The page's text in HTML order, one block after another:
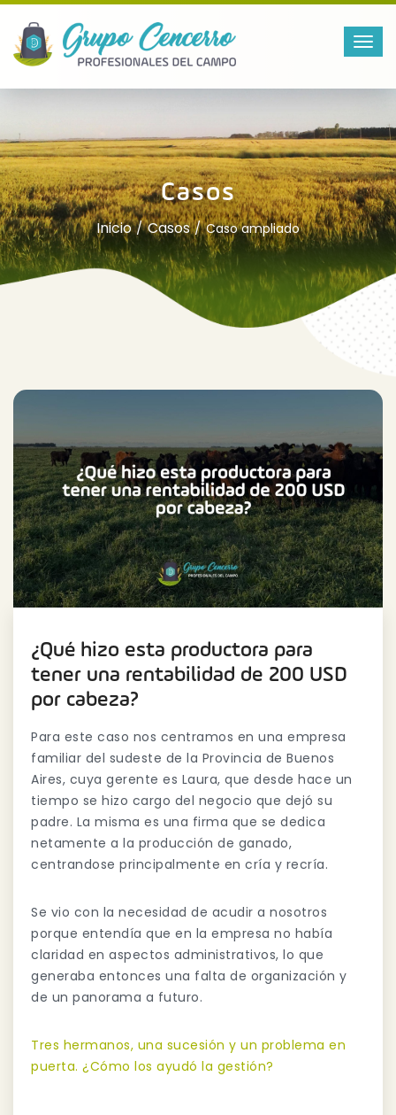
Casos
Inicio Casos Caso ampliado
¿Qué hizo esta productora para
tener una rentabilidad de 200 USD
por cabeza?
Para este caso nos centramos en una empresa
familiar del sudeste de la Provincia de Buenos
Aires, cuya gerente es Laura, que desde hace un
tiempo se hizo cargo del negocio que dejó su
padre. La misma es una firma que se dedica
netamente a la producción de ganado,
centrandose principalmente en cría y recría.
Se vio con la necesidad de acudir a nosotros
porque entendía que en la empresa no había
claridad en aspectos administrativos, lo que
generaba entonces una falta de organización y
de un panorama a futuro.
Tres hermanos, una sucesión y un problema en
puerta. ¿Cómo los ayudó la gestión?